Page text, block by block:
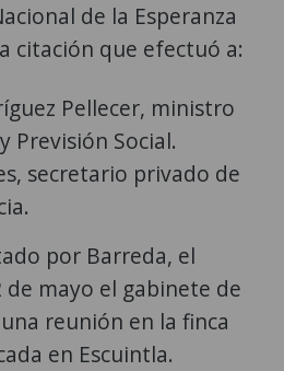
de la Esperanza
citación que efectuó a:
Pellecer, ministro
Previsión Social.
secretario privado de
por Barreda, el
de mayo el gabinete de
reunión en la finca
en Escuintla.